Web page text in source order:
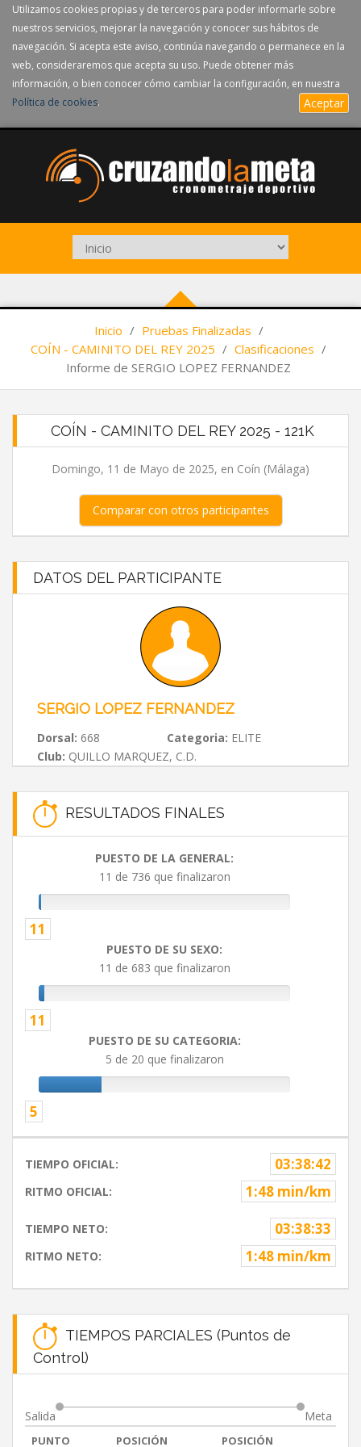
Utilizamos cookies propias y de terceros para poder informarle sobre
nuestros servicios, mejorar la navegación y conocer sus hábitos de
navegación. Si acepta este aviso, continúa navegando o permanece en la
web, consideraremos que acepta su uso. Puede obtener más
información, o bien conocer cómo cambiar la configuración, en nuestra
Política de cookies. Aceptar
Inicio / Pruebas Finalizadas /
COÍN - CAMINITO DEL REY 2025 / Clasificaciones /
Informe de SERGIO LOPEZ FERNANDEZ
COÍN - CAMINITO DEL REY 2025 - 121K
Domingo, 11 de Mayo de 2025, en Coín (Málaga)
Comparar con otros participantes
DATOS DEL PARTICIPANTE
SERGIO LOPEZ FERNANDEZ
Dorsal: 668 Categoria: ELITE
Club: QUILLO MARQUEZ, C.D.
RESULTADOS FINALES
PUESTO DE LA GENERAL:
11 de 736 que finalizaron
11
PUESTO DE SU SEXO:
11 de 683 que finalizaron
11
PUESTO DE SU CATEGORIA:
5 de 20 que finalizaron
5
TIEMPO OFICIAL: 03:38:42
RITMO OFICIAL: 1:48 min/km
TIEMPO NETO: 03:38:33
RITMO NETO: 1:48 min/km
TIEMPOS PARCIALES (Puntos de
Control)
Salida Meta
PUNTO POSICIÓN POSICIÓN